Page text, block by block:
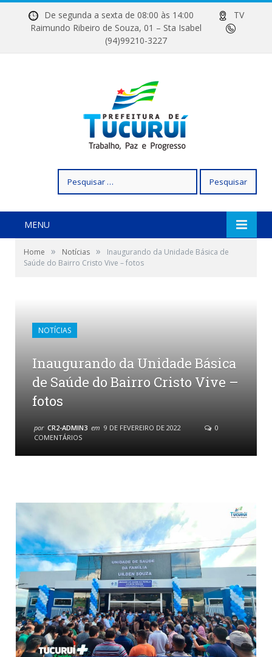
De segunda a sexta de 08:00 às 14:00
TV
Raimundo Ribeiro de Souza, 01 – Sta Isabel
(94)99210-3227
por:
MENU
Home » Notícias »
Inaugurando da Unidade Básica de
Saúde do Bairro Cristo Vive – fotos
NOTÍCIAS
Inaugurando da Unidade Básica
de Saúde do Bairro Cristo Vive –
fotos
por CR2-ADMIN3 em 9 DE FEVEREIRO DE 2022
0
COMENTÁRIOS